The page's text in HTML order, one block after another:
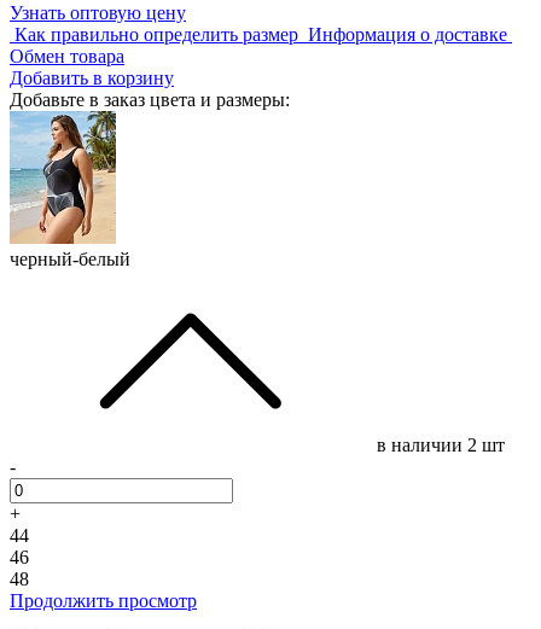
Узнать оптовую цену
Как правильно определить размер Информация о доставке
Обмен товара
Добавить в корзину
Добавьте в заказ цвета и размеры:
черный-белый
в наличии 2 шт
-
+
44
46
48
Продолжить просмотр